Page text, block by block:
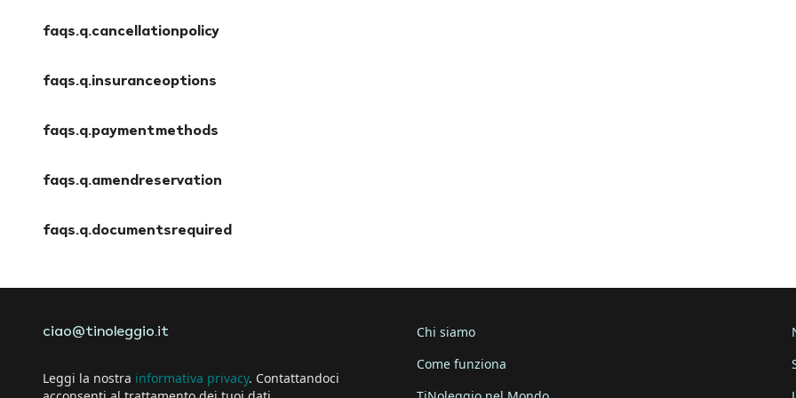
faqs.q.cancellationpolicy
faqs.q.insuranceoptions
faqs.q.paymentmethods
faqs.q.amendreservation
faqs.q.documentsrequired
ciao@tinoleggio.it
Leggi la nostra informativa privacy. Contattandoci
Chi siamo
Come funziona